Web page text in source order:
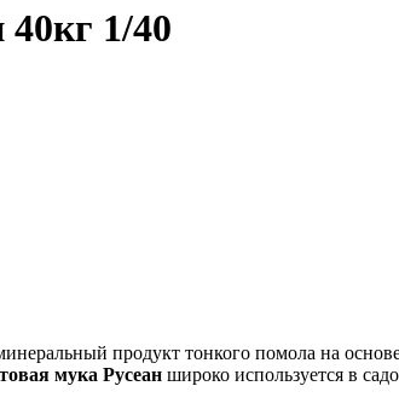
1/40
продукт тонкого помола на
мука Русеан широко используется в